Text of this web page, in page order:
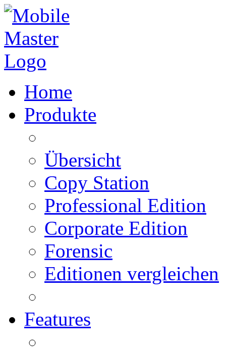
Home
Produkte
Übersicht
Copy Station
Professional Edition
Corporate Edition
Forensic
Editionen vergleichen
Features